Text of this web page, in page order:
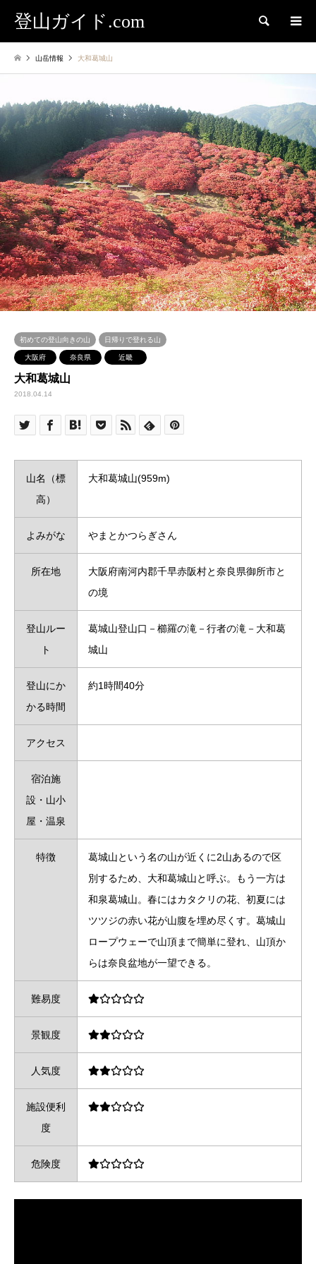
登山ガイド.com 検索
山岳情報 大和葛城山
初めての登山向きの山 日帰りで登れる山
大阪府 奈良県 近畿
大和葛城山
2018.04.14
山名（標
高）
大和葛城山(959m)
よみがな やまとかつらぎさん
所在地
大阪府南河内郡千早赤阪村と奈良県御所市と
の境
登山ルー
ト
葛城山登山口－櫛羅の滝－行者の滝－大和葛
城山
登山にか
かる時間
約1時間40分
アクセス
宿泊施
設・山小
屋・温泉
特徴
葛城山という名の山が近くに2山あるので区
別するため、大和葛城山と呼ぶ。もう一方は
和泉葛城山。春にはカタクリの花、初夏には
ツツジの赤い花が山腹を埋め尽くす。葛城山
ロープウェーで山頂まで簡単に登れ、山頂か
らは奈良盆地が一望できる。
難易度
景観度
人気度
施設便利
度
危険度